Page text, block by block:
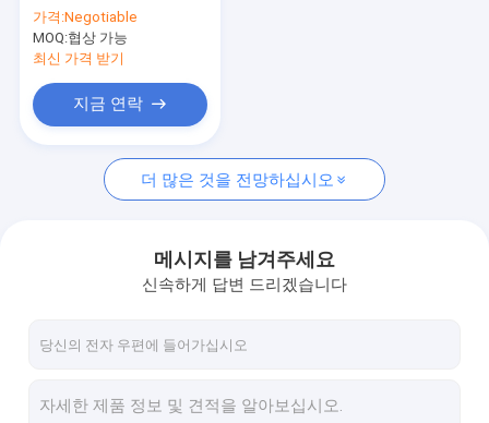
가격:Negotiable
MOQ:협상 가능
최신 가격 받기
지금 연락
더 많은 것을 전망하십시오
메시지를 남겨주세요
신속하게 답변 드리겠습니다